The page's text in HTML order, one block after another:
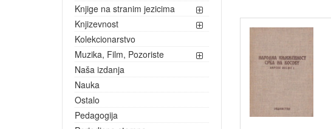
Knjige na stranim jezicima
Knjizevnost
Kolekcionarstvo
Muzika, Film, Pozoriste
Naša izdanja
Nauka
Ostalo
Pedagogija